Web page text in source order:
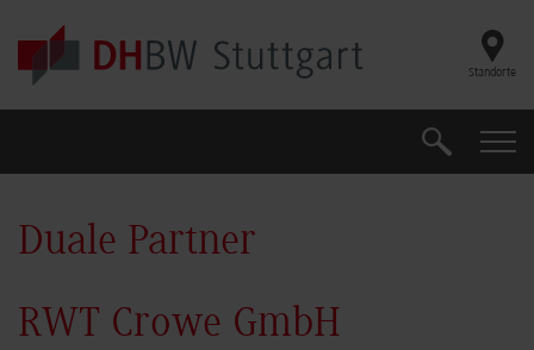
Skip to main content
Standorte
Suche
Duale Partner
RWT Crowe GmbH